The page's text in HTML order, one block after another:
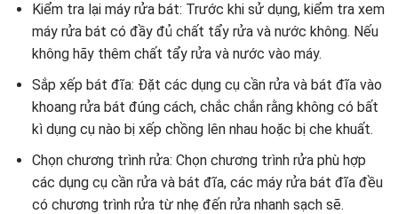
Kiểm tra lại máy rửa bát: Trước khi sử dụng, kiểm tra xem
máy rửa bát có đầy đủ chất tẩy rửa và nước không. Nếu
không hãy thêm chất tẩy rửa và nước vào máy.
Sắp xếp bát đĩa: Đặt các dụng cụ cần rửa và bát đĩa vào
khoang rửa bát đúng cách, chắc chắn rằng không có bất
kì dụng cụ nào bị xếp chồng lên nhau hoặc bị che khuất.
Chọn chương trình rửa: Chọn chương trình rửa phù hợp
các dụng cụ cần rửa và bát đĩa, các máy rửa bát đĩa đều
có chương trình rửa từ nhẹ đến rửa nhanh sạch sẽ.